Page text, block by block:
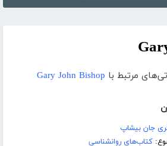
مرتبط با Gary John Bishop
جان بیشاپ
کتاب‌های روانشناسی